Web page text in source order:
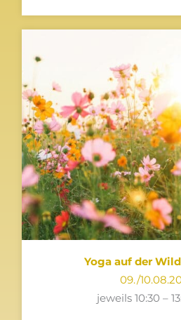
Yoga auf der
09./
jeweils 10:30 –